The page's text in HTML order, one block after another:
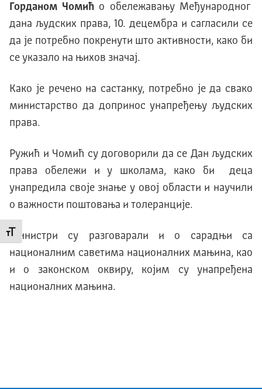
Промени величину слова
Горданом Чомић о обележавању Међународног
дана људских права, 10. децембра и сагласили се
да је потребно покренути што активности, како би
се указало на њихов значај.
Како је речено на састанку, потребно је да свако
министарство да допринос унапређењу људских
права.
Ружић и Чомић су договорили да се Дан људских
права обележи и у школама, како би деца
унапредила своје знање у овој области и научили
о важности поштовања и толеранције.
Министри су разговарали и о сарадњи са
националним саветима националних мањина, као
и о законском оквиру, којим су унапређена
националних мањина.